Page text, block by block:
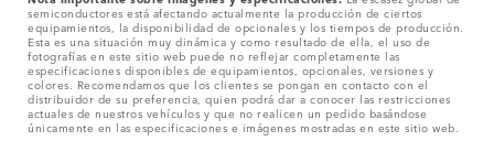
semiconductores está afectando actualmente la producción de ciertos
equipamientos, la disponibilidad de opcionales y los tiempos de producción.
Esta es una situación muy dinámica y como resultado de ella, el uso de
fotografías en este sitio web puede no reflejar completamente las
especificaciones disponibles de equipamientos, opcionales, versiones y
colores. Recomendamos que los clientes se pongan en contacto con el
distribuidor de su preferencia, quien podrá dar a conocer las restricciones
actuales de nuestros vehículos y que no realicen un pedido basándose
únicamente en las especificaciones e imágenes mostradas en este sitio web.